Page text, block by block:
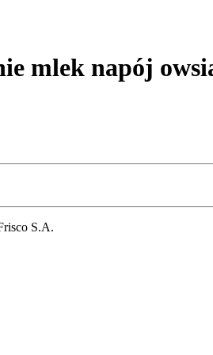
mlek napój
S.A.